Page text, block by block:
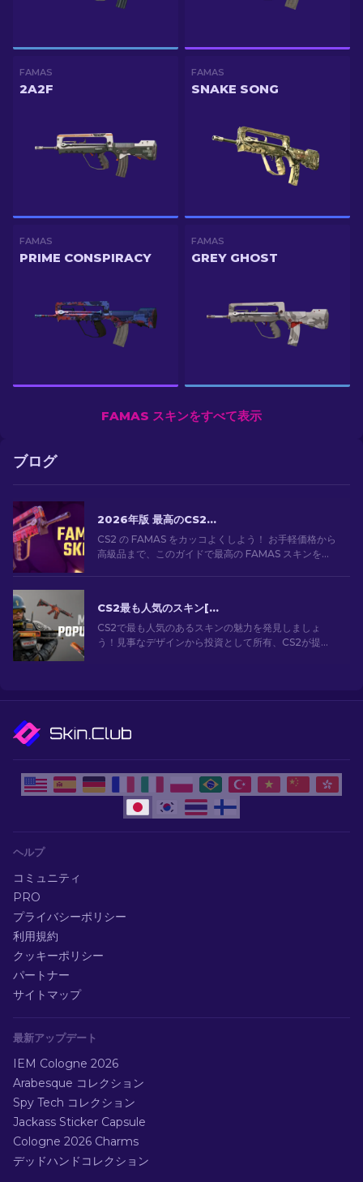
FAMAS
2A2F
FAMAS
SNAKE SONG
FAMAS
PRIME CONSPIRACY
FAMAS
GREY GHOST
FAMAS スキンをすべて表示
ブログ
2026年版 最高のCS2 FAMASスキン：安価なものから最も高価なものまで
CS2 の FAMAS をカッコよくしよう！ お手軽価格から
高級品まで、このガイドで最高の FAMAS スキンを見
CS2最も人気のスキン[2026]
CS2で最も人気のあるスキンの魅力を発見しましょ
う！見事なデザインから投資として所有、CS2が提供
ヘルプ
コミュニティ
PRO
プライバシーポリシー
利用規約
クッキーポリシー
パートナー
サイトマップ
最新アップデート
IEM Cologne 2026
Arabesque コレクション
Spy Tech コレクション
Jackass Sticker Capsule
Cologne 2026 Charms
デッドハンドコレクション